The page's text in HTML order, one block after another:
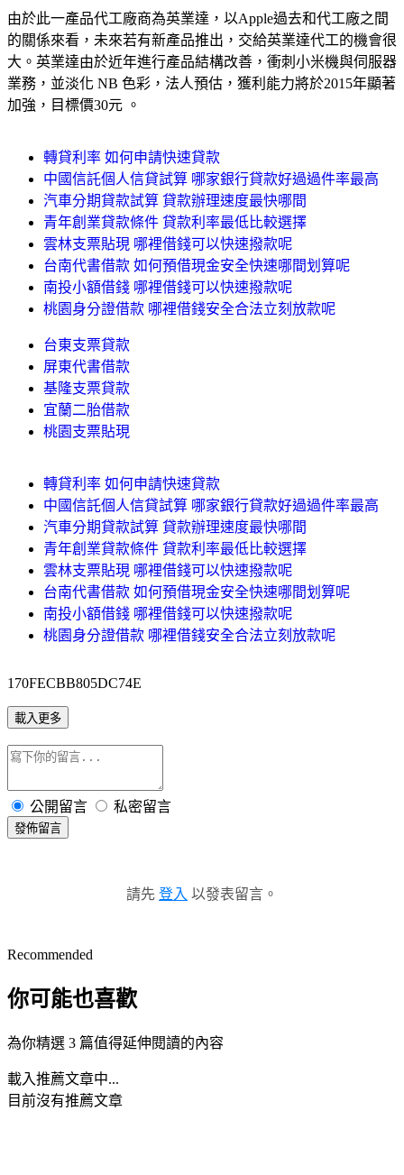
由於此一產品代工廠商為英業達，以Apple過去和代工廠之間
的關係來看，未來若有新產品推出，交給英業達代工的機會很
大。英業達由於近年進行產品結構改善，衝刺小米機與伺服器
業務，並淡化 NB 色彩，法人預估，獲利能力將於2015年顯著
加強，目標價30元 。
轉貸利率 如何申請快速貸款
中國信託個人信貸試算 哪家銀行貸款好過過件率最高
汽車分期貸款試算 貸款辦理速度最快哪間
青年創業貸款條件 貸款利率最低比較選擇
雲林支票貼現 哪裡借錢可以快速撥款呢
台南代書借款 如何預借現金安全快速哪間划算呢
南投小額借錢 哪裡借錢可以快速撥款呢
桃園身分證借款 哪裡借錢安全合法立刻放款呢
台東支票貸款
屏東代書借款
基隆支票貸款
宜蘭二胎借款
桃園支票貼現
轉貸利率 如何申請快速貸款
中國信託個人信貸試算 哪家銀行貸款好過過件率最高
汽車分期貸款試算 貸款辦理速度最快哪間
青年創業貸款條件 貸款利率最低比較選擇
雲林支票貼現 哪裡借錢可以快速撥款呢
台南代書借款 如何預借現金安全快速哪間划算呢
南投小額借錢 哪裡借錢可以快速撥款呢
桃園身分證借款 哪裡借錢安全合法立刻放款呢
170FECBB805DC74E
載入更多
公開留言 私密留言
發佈留言
請先 登入 以發表留言。
Recommended
你可能也喜歡
為你精選 3 篇值得延伸閱讀的內容
載入推薦文章中...
目前沒有推薦文章